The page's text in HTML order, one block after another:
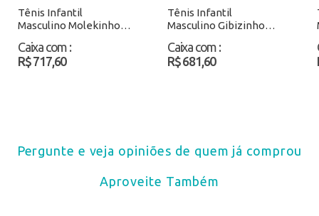
Tênis Infantil
Masculino Molekinho
Atacado
Caixa com :
R$ 717,60
Tênis Infantil
Masculino Gibizinho
Atacado
Caixa com :
R$ 681,60
Pergunte e veja opiniões de quem já comprou
Aproveite Também